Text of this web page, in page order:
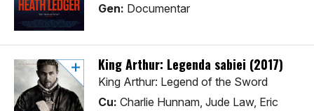
Gen: Documentar
King Arthur: Legenda sabiei (2017)
King Arthur: Legend of the Sword
Cu: Charlie Hunnam, Jude Law, Eric